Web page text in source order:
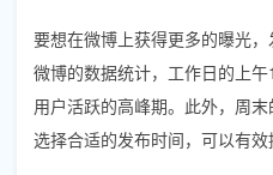
要想在微博上获得更多的曝光
微博的数据统计，工作日的上
用户活跃的高峰期。此外，周末
选择合适的发布时间，可以有效